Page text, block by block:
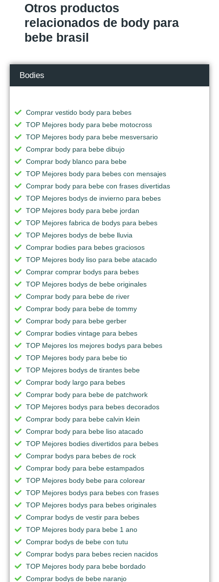
Otros productos
relacionados de body para
bebe brasil
Bodies
Comprar vestido body para bebes
TOP Mejores body para bebe motocross
TOP Mejores body para bebe mesversario
Comprar body para bebe dibujo
Comprar body blanco para bebe
TOP Mejores body para bebes con mensajes
Comprar body para bebe con frases divertidas
TOP Mejores bodys de invierno para bebes
TOP Mejores body para bebe jordan
TOP Mejores fabrica de bodys para bebes
TOP Mejores bodys de bebe lluvia
Comprar bodies para bebes graciosos
TOP Mejores body liso para bebe atacado
Comprar comprar bodys para bebes
TOP Mejores bodys de bebe originales
Comprar body para bebe de river
Comprar body para bebe de tommy
Comprar body para bebe gerber
Comprar bodies vintage para bebes
TOP Mejores los mejores bodys para bebes
TOP Mejores body para bebe tio
TOP Mejores bodys de tirantes bebe
Comprar body largo para bebes
Comprar body para bebe de patchwork
TOP Mejores bodys para bebes decorados
Comprar body para bebe calvin klein
Comprar body para bebe liso atacado
TOP Mejores bodies divertidos para bebes
Comprar bodys para bebes de rock
Comprar body para bebe estampados
TOP Mejores body bebe para colorear
TOP Mejores bodys para bebes con frases
TOP Mejores bodys para bebes originales
Comprar bodys de vestir para bebes
TOP Mejores body para bebe 1 ano
Comprar bodys de bebe con tutu
Comprar bodys para bebes recien nacidos
TOP Mejores body para bebe bordado
Comprar bodys de bebe naranjo